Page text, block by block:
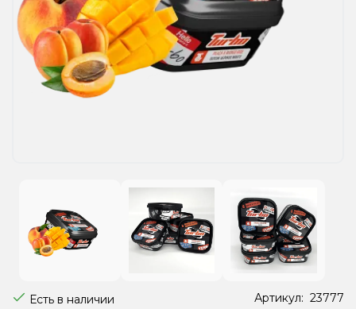
Жидкости для электронных сигарет
Подарочные наборы
Уценка
Есть в наличии Артикул: 23777